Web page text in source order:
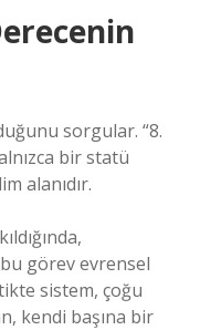
sorgular. “8.
bir statü
alanıdır.
görev evrensel
sistem, çoğu
kendi başına bir